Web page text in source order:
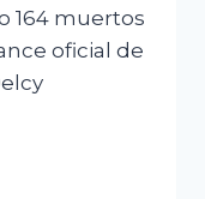
164 muertos
oficial de